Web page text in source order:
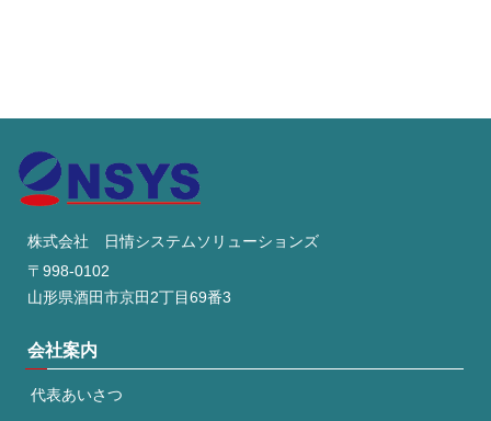
株式会社 日情システムソリューションズ
〒998-0102
山形県酒田市京田2丁目69番3
会社案内
代表あいさつ